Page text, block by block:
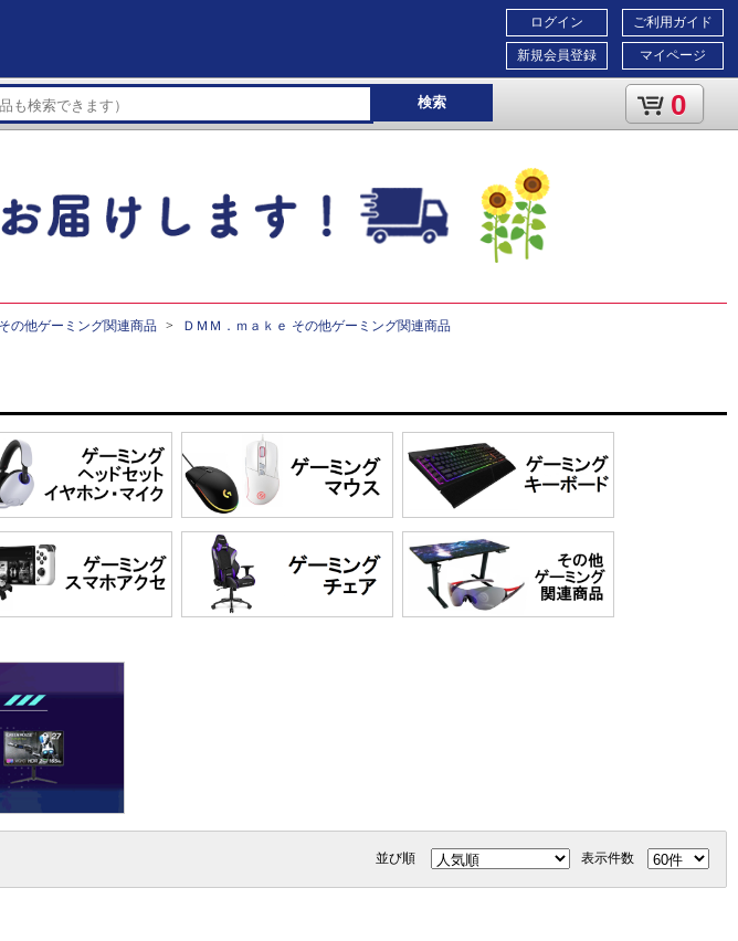
ご利用ガイド
マイページ
ログイン
新規会員登録
検索 0
その他ゲーミング関連商品 ＤＭＭ．ｍａｋｅ その他ゲーミング関連商品
並び順 表示件数